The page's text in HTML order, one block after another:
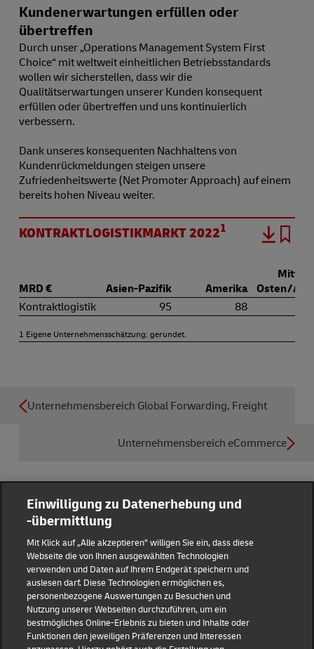
Kundenerwartungen erfüllen oder
übertreffen
Durch unser „Operations Management System First
Choice“ mit weltweit einheitlichen Betriebsstandards
wollen wir sicherstellen, dass wir die
Qualitätserwartungen unserer Kunden konsequent
erfüllen oder übertreffen und uns kontinuierlich
verbessern.
Dank unseres konsequenten Nachhaltens von
Kundenrückmeldungen steigen unsere
Zufriedenheitswerte (Net Promoter Approach) auf einem
bereits hohen Niveau weiter.
KONTRAKTLOGISTIKMARKT 20221
MRD€ Asien-Pazifik Amerika Osten /
Kontraktlogistik
95 88
1 Eigene Unternehmensschätzung; gerundet.
Unternehmensbereich Global Forwarding, Freight
Unternehmensbereich eCommerce
Reporting Hub
Impressum
Datenschutz
Einwilligung zu Datenerhebung und
-übermittlung
Mit Klick auf „Alle akzeptieren” willigen Sie ein, dass diese
Webseite die von Ihnen ausgewählten Technologien
verwenden und Daten auf Ihrem Endgerät speichern und
auslesen darf. Diese Technologien ermöglichen es,
personenbezogene Auswertungen zu Besuchen und
Nutzung unserer Webseiten durchzuführen, um ein
bestmögliches Online-Erlebnis zu bieten und Inhalte oder
Funktionen den jeweiligen Präferenzen und Interessen